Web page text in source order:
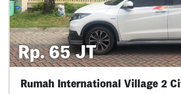
Rp. 65 JT
Rumah International Village 2